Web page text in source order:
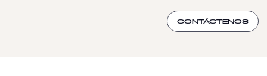
CONTÁCTENOS